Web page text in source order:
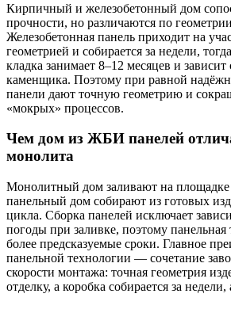
Кирпичный и железобетонный дом
прочности, но различаются по
Железобетонная панель приходит на
геометрией и собирается за недели,
кладка занимает 8–12 месяцев и
каменщика. Поэтому при равной
панели дают точную геометрию и
«мокрых» процессов.
Чем дом из ЖБИ панелей
монолита
Монолитный дом заливают на площадке
панельный дом собирают из готовых
цикла. Сборка панелей исключает
погоды при заливке, поэтому панельная
более предсказуемые сроки. Главное
панельной технологии — сочетание
скорости монтажа: точная геометрия
отделку, а коробка собирается за недели,